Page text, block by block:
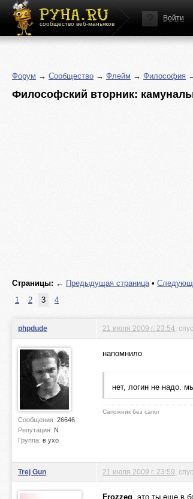
сообщество веб-маньяков
Войти
Форум → Сообщество → Флейм → Философия
Философский вторник:
Страницы: ← Предыдущая страница•
1
2 3 4
phpdude
Сообщения: 26646
Репутация: N
Группа: в ухо
21 июля 2009 г. 23:54 ,
напомнило
нет, логин не надо.
Сапожник без сапог
Trej Gun 21 июля 2009 г. 23:59 ,
Frozzeg, это ты еще в